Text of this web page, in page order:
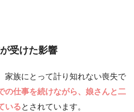
受けた影響
家族にとって計り知れない喪失で
の仕事を続けながら、娘さんと二
いるとされています。